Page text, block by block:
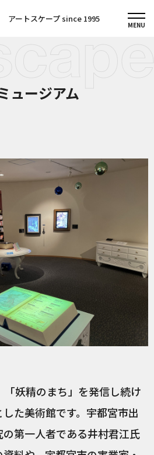
アートスケープ since 1995
ュージアム
妖精のまち」を発信し続け
た美術館です。宇都宮市出
第一人者である井村君江氏